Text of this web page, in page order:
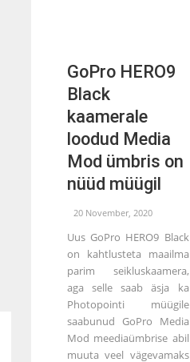
GoPro HERO9
Black
kaamerale
loodud Media
Mod ümbris on
nüüd müügil
20 November, 2020
Uus GoPro HERO9 Black
on kahtlusteta maailma
parim seikluskaamera,
aga selle saab äsja ka
Photopointi müügile
saabunud GoPro Media
Mod meediaümbrise abil
muuta veel vägevamaks